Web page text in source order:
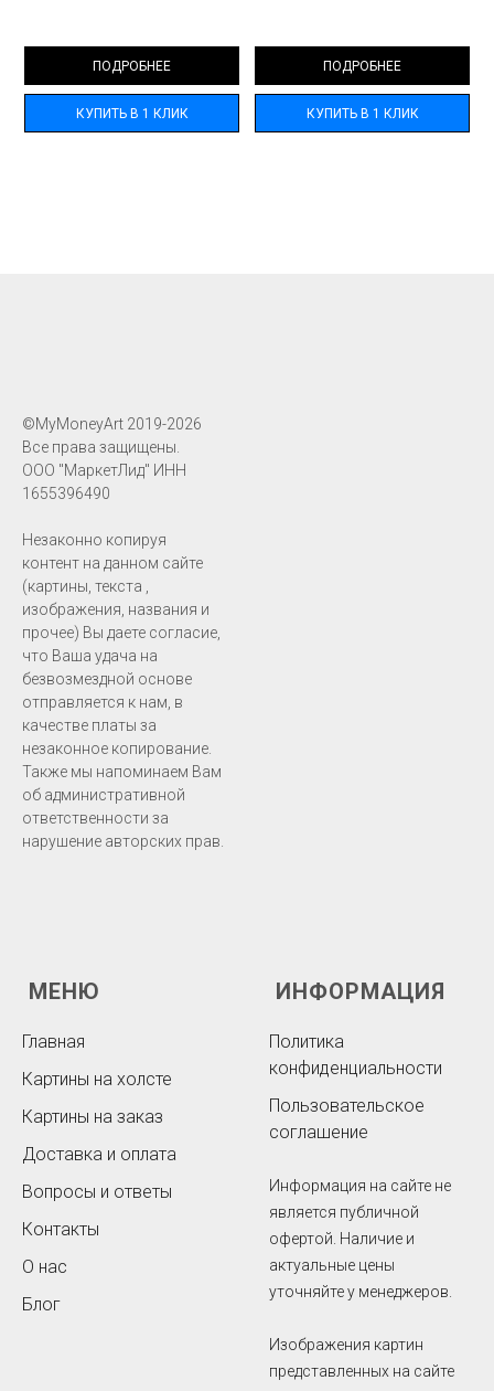
ПОДРОБНЕЕ
КУПИТЬ В 1 КЛИК
ПОДРОБНЕЕ
КУПИТЬ В 1 КЛИК
©MyMoneyArt 2019-2026
Все права защищены.
ООО "МаркетЛид" ИНН
1655396490
Незаконно копируя
контент на данном сайте
(картины, текста ,
изображения, названия и
прочее) Вы даете согласие,
что Ваша удача на
безвозмездной основе
отправляется к нам, в
качестве платы за
незаконное копирование.
Также мы напоминаем Вам
об административной
ответственности за
нарушение авторских прав.
МЕНЮ
Главная
Картины на холсте
Картины на заказ
Доставка и оплата
Вопросы и ответы
Контакты
О нас
Блог
ИНФОРМАЦИЯ
Политика
конфиденциальности
Пользовательское
соглашение
Информация на сайте не
является публичной
офертой. Наличие и
актуальные цены
уточняйте у менеджеров.
Изображения картин
представленных на сайте